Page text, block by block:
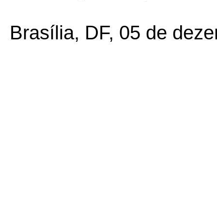
Brasília, DF, 05 de